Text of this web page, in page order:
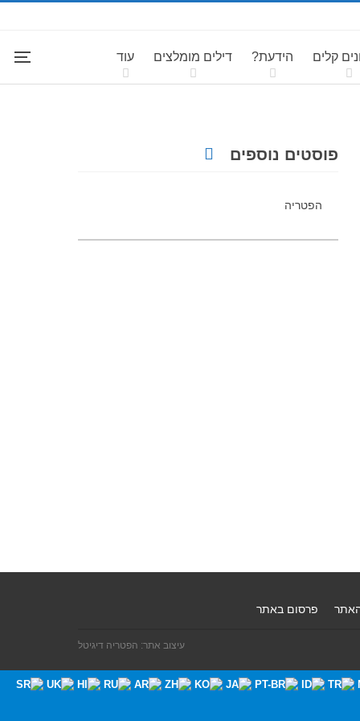
קלים הידעת? דילים מומלצים עוד
פוסטים נוספים
פרסום באתר
עיצוב אתר: הפטריה דיגיטל